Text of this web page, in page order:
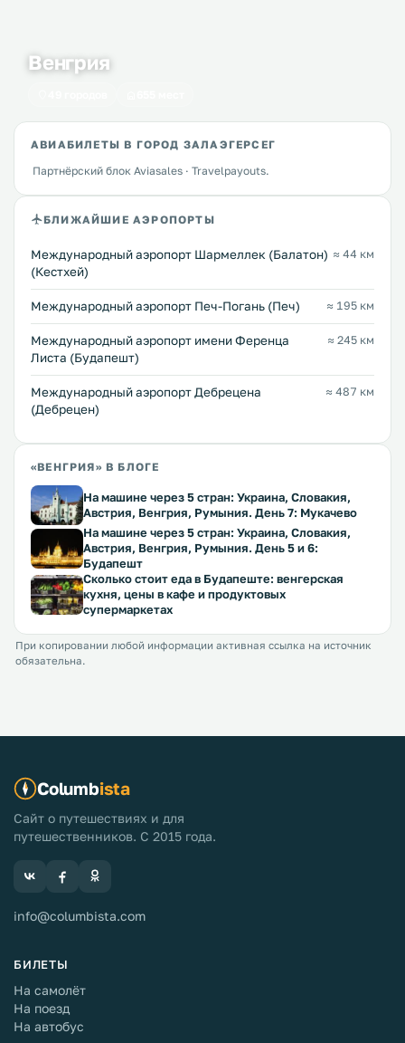
Венгрия
АВИАБИЛЕТЫ В ГОРОД ЗАЛАЭГЕРСЕГ
Партнёрский блок Aviasales · Travelpayouts.
БЛИЖАЙШИЕ АЭРОПОРТЫ
Международный аэропорт Шармеллек (Балатон)
(Кестхей)
≈ 44 км
Международный аэропорт Печ-Погань (Печ) ≈ 195 км
Международный аэропорт имени Ференца
Листа (Будапешт)
≈ 245 км
Международный аэропорт Дебрецена
(Дебрецен)
≈ 487 км
«ВЕНГРИЯ» В БЛОГЕ
На машине через 5 стран: Украина, Словакия,
Австрия, Венгрия, Румыния. День 7: Мукачево
На машине через 5 стран: Украина, Словакия,
Австрия, Венгрия, Румыния. День 5 и 6:
Будапешт
Сколько стоит еда в Будапеште: венгерская
кухня, цены в кафе и продуктовых
супермаркетах
При копировании любой информации активная ссылка на источник
обязательна.
Columbista
Сайт о путешествиях и для
путешественников. С 2015 года.
info@columbista.com
БИЛЕТЫ
На самолёт
На поезд
На автобус